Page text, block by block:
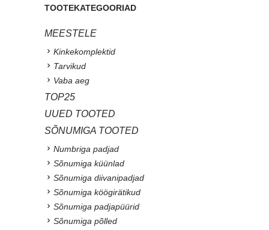
TOOTEKATEGOORIAD
MEESTELE
Kinkekomplektid
Tarvikud
Vaba aeg
TOP25
UUED TOOTED
SÕNUMIGA TOOTED
Numbriga padjad
Sõnumiga küünlad
Sõnumiga diivanipadjad
Sõnumiga köögirätikud
Sõnumiga padjapüürid
Sõnumiga põlled